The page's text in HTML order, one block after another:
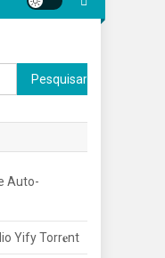
Pesquisar
por:
Auto-
Yify Torr𝐞nt